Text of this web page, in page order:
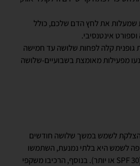
שמעלות את לחץ הדם שלכם, כולל
אינטנסיבי.
גופנית קלה לפחות שלושה עד חמישה
מפעילות מאומצת בשבועיים-שלושה
לשמש במשך שלושה חודשים
לשמש היא בלתי נמנעת, השתמשו
בקרם הגנה חזק (SPF 30 או יותר). בנוסף, הרכיבו משקפי